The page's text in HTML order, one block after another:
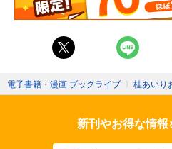
電子書籍・漫画 ブックライブ 〉 桂あいり
新刊やお得な情報